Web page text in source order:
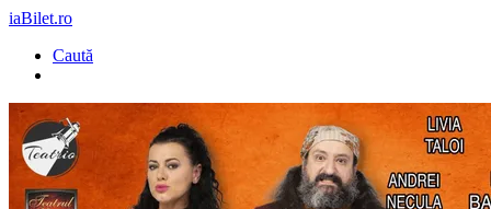
iaBilet.ro
Caută